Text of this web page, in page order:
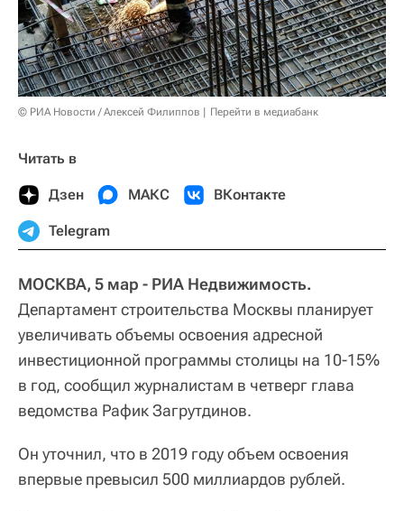
© РИА Новости / Алексей Филиппов Перейти в медиабанк
Читать в
Дзен МАКС ВКонтакте
Telegram
МОСКВА, 5 мар - РИА Недвижимость.
Департамент строительства Москвы планирует
увеличивать объемы освоения адресной
инвестиционной программы столицы на 10-15%
в год, сообщил журналистам в четверг глава
ведомства Рафик Загрутдинов.
Он уточнил, что в 2019 году объем освоения
впервые превысил 500 миллиардов рублей.